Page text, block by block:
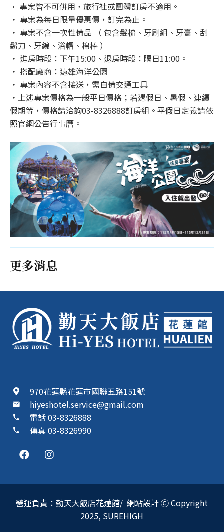
• 專案皆不可併用，旅行社或團體訂房不適用。
‧ 專案為每日限量優惠價，訂完為止。
‧ 專案不含一次性備品 （ 包含髮梳、牙刷組、牙膏、刮
鬍刀、牙線、浴帽、棉棒 ）
‧ 進房時段：下午15:00、退房時段：隔日11:00。
‧ 搭配廠商：遠雄海洋公園
‧ 專案內容不含接送，需自備交通工具
‧上述專案價格為一般平日價格；若遇假日、暑假、連續
假期等，價格請洽詢03-8326888訂房組。平假日定義請依
照官網公告行事曆。
更多消息
970花蓮縣花蓮市國聯五路151號
mail hiyeshotel.service@gmail.com
phone 電話 03-8326888
phone 傳真 03-8326990
營運負責：勤天大飯店花蓮館/ 網站設計 Ⓒ Copyright
2025, SUREHIGH